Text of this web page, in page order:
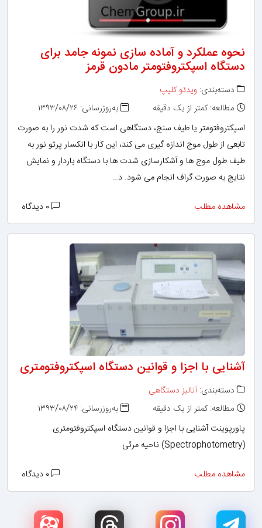
نحوه عملکرد و آماده سازی نمونه جامد برای
دستگاه اسپکتروفتومتر مادون قرمز
دسته‌بندی: ویدئو کلیپ
مطالعه: کمتر از یک دقیقه
به‌روزرسانی: ۱۳۹۳/۰۸/۲۶
اسپکتروفتومتر یا طیف سنج، دستگاهی است که شدت نور را به صورت
تابعی از طول موج اندازه گیری می کند، این کار با انکسار پرتو نور به
طیف طول موج ها و آشکارسازی شدت ها با دستگاه باردار و نمایش
نتایج به صورت گراف انجام می شود. د…
مشاهده مطلب
آشنایی با اجزا و قوانین دستگاه اسپکتروفتومتری
دسته‌بندی: آنالیز دستگاهی
مطالعه: کمتر از یک دقیقه
به‌روزرسانی: ۱۳۹۳/۰۸/۲۴
پاورپوینت آشنایی با اجزا و قوانین دستگاه اسپکتروفتومتری
(Spectrophotometry) ناحیه مرئی
مشاهده مطلب